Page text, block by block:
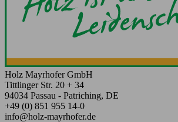
Holz Mayrhofer GmbH
Tittlinger Str. 20 + 34
94034 Passau - Patriching, DE
+49 (0) 851 955 14-0
info@holz-mayrhofer.de